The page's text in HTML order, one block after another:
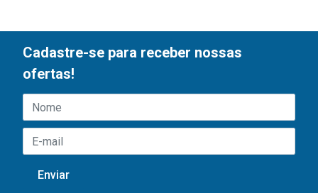
Cadastre-se para receber nossas
ofertas!